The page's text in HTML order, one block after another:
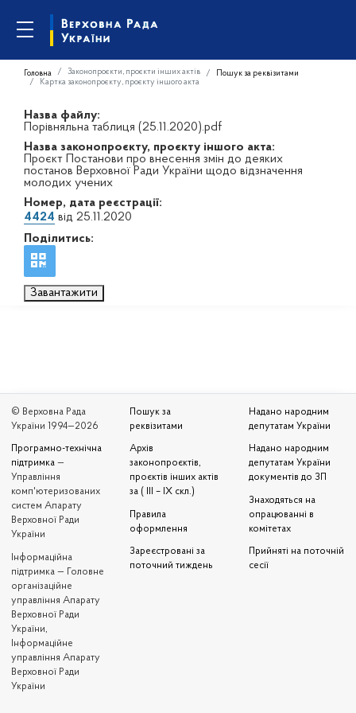
Головна Законопроєкти, проєкти інших актів
Пошук за реквізитами
Картка законопроєкту, проєкту іншого акта
Назва файлу:
Порівняльна таблиця (25.11.2020).pdf
Назва законопроєкту, проєкту іншого акта:
Проєкт Постанови про внесення змін до деяких
постанов Верховної Ради України щодо відзначення
молодих учених
Номер, дата реєстрації:
4424 від 25.11.2020
Поділитись:
Завантажити
© Верховна Рада
України 1994—2026
Програмно-технічна
підтримка —
Управління
комп'ютеризованих
систем Апарату
Верховної Ради
України
Iнформаційна
підтримка — Головне
організаційне
управління Апарату
Верховної Ради
України,
Інформаційне
управління Апарату
Верховної Ради
України
Пошук за
реквізитами
Архів
законопроєктів,
проєктів інших актів
за ( III – IX скл.)
Правила
оформлення
Зареєстровані за
поточний тиждень
Надано народним
депутатам України
Надано народним
депутатам України
документів до ЗП
Знаходяться на
опрацюванні в
комітетах
Прийняті на поточній
сесії